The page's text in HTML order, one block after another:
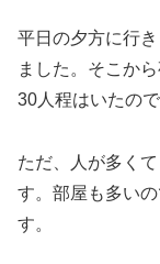
平日の夕方に行
ました。 そこか
30人程はいたの
ただ、人が多く
す。部屋も多い
す。